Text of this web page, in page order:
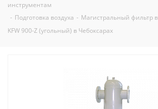
инструментам
- Подготовка воздуха - Магистральный фильтр
KFW 900-Z (угольный) в Чебоксарах